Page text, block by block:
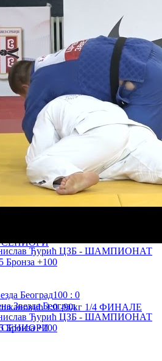
1:0 -66кг 1/2 ФИНАЛЕ
0:1 -81кг 1/4 ФИНАЛЕ
СЕНИОРИ
1:0 -90кг 1/4 ФИНАЛЕ
100 : 0